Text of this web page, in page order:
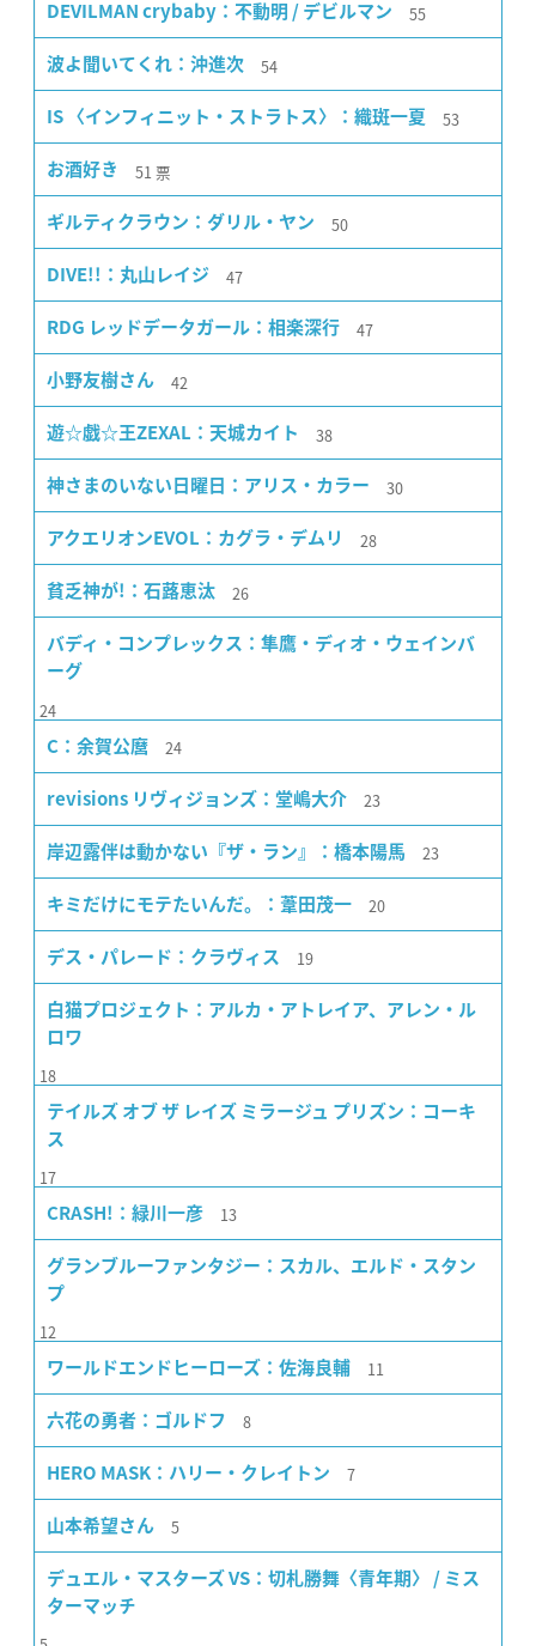
DEVILMAN crybaby：不動明 / デビルマン 55
波よ聞いてくれ：沖進次 54
IS 〈インフィニット・ストラトス〉：織斑一夏 53
お酒好き 51 票
ギルティクラウン：ダリル・ヤン 50
DIVE!!：丸山レイジ 47
RDG レッドデータガール：相楽深行 47
小野友樹さん 42
遊☆戯☆王ZEXAL：天城カイト 38
神さまのいない日曜日：アリス・カラー 30
アクエリオンEVOL：カグラ・デムリ 28
貧乏神が!：石蕗恵汰 26
バディ・コンプレックス：隼鷹・ディオ・ウェインバ
ーグ
24
C：余賀公麿 24
revisions リヴィジョンズ：堂嶋大介 23
岸辺露伴は動かない『ザ・ラン』：橋本陽馬 23
キミだけにモテたいんだ。：葦田茂一 20
デス・パレード：クラヴィス 19
白猫プロジェクト：アルカ・アトレイア、アレン・ル
ロワ
18
テイルズ オブ ザ レイズ ミラージュ プリズン：コーキ
ス
17
CRASH!：緑川一彦 13
グランブルーファンタジー：スカル、エルド・スタン
プ
12
ワールドエンドヒーローズ：佐海良輔 11
六花の勇者：ゴルドフ 8
HERO MASK：ハリー・クレイトン 7
山本希望さん 5
デュエル・マスターズ VS：切札勝舞〈青年期〉 / ミス
ターマッチ